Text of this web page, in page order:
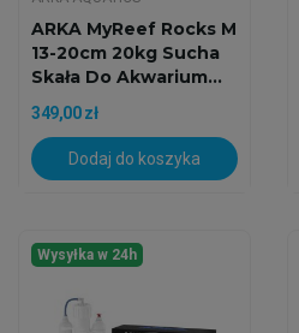
ARKA MyReef Rocks M
13-20cm 20kg Sucha
Skała Do Akwarium...
349,00 zł
Dodaj do koszyka
Wysyłka w 24h